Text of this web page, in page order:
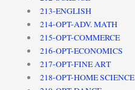
213-ENGLISH
214-OPT-ADV. MATH
215-OPT-COMMERCE
216-OPT-ECONOMICS
217-OPT-FINE ART
218-OPT-HOME SCIENCE